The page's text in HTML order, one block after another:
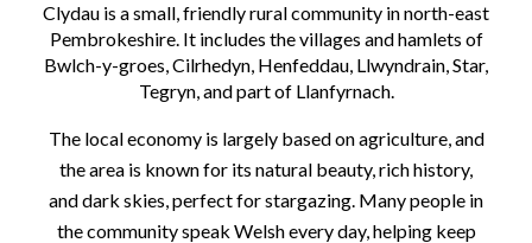
Clydau is a small, friendly rural community in north-east
Pembrokeshire. It includes the villages and hamlets of
Bwlch-y-groes, Cilrhedyn, Henfeddau, Llwyndrain, Star,
Tegryn, and part of Llanfyrnach.
The local economy is largely based on agriculture, and
the area is known for its natural beauty, rich history,
and dark skies, perfect for stargazing. Many people in
the community speak Welsh every day, helping keep